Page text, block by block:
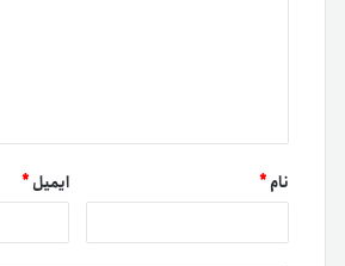
نام* ایمیل*